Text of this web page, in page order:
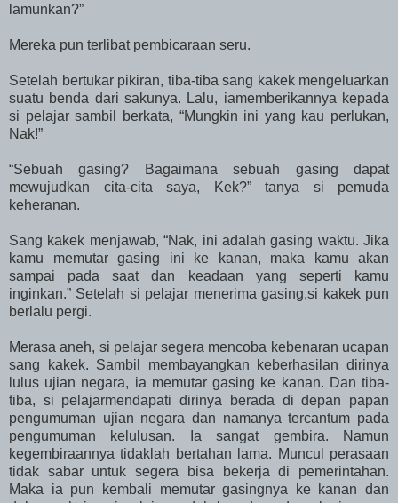
lamunkan?”
Mereka pun terlibat pembicaraan seru.
Setelah bertukar pikiran, tiba-tiba sang kakek mengeluarkan
suatu benda dari sakunya. Lalu, iamemberikannya kepada
si pelajar sambil berkata, “Mungkin ini yang kau perlukan,
Nak!”
“Sebuah gasing? Bagaimana sebuah gasing dapat
mewujudkan cita-cita saya, Kek?” tanya si pemuda
keheranan.
Sang kakek menjawab, “Nak, ini adalah gasing waktu. Jika
kamu memutar gasing ini ke kanan, maka kamu akan
sampai pada saat dan keadaan yang seperti kamu
inginkan.” Setelah si pelajar menerima gasing,si kakek pun
berlalu pergi.
Merasa aneh, si pelajar segera mencoba kebenaran ucapan
sang kakek. Sambil membayangkan keberhasilan dirinya
lulus ujian negara, ia memutar gasing ke kanan. Dan tiba-
tiba, si pelajarmendapati dirinya berada di depan papan
pengumuman ujian negara dan namanya tercantum pada
pengumuman kelulusan. Ia sangat gembira. Namun
kegembiraannya tidaklah bertahan lama. Muncul perasaan
tidak sabar untuk segera bisa bekerja di pemerintahan.
Maka ia pun kembali memutar gasingnya ke kanan dan